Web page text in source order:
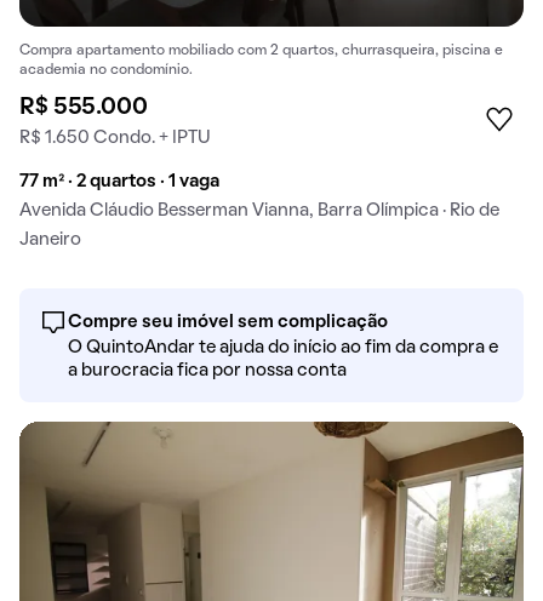
Compra apartamento mobiliado com 2 quartos, churrasqueira, piscina e
academia no condomínio.
R$ 555.000
R$ 1.650 Condo. + IPTU
77 m² · 2 quartos · 1 vaga
Avenida Cláudio Besserman Vianna, Barra Olímpica · Rio de
Janeiro
Compre seu imóvel sem complicação
O QuintoAndar te ajuda do início ao fim da compra e
a burocracia fica por nossa conta